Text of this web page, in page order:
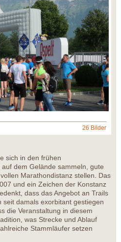
26 Bilder
sich in den frühen
dem Gelände sammeln, gute
Marathondistanz stellen. Das
und ein Zeichen der Konstanz
dass das Angebot an Trails
damals exorbitant gestiegen
die Veranstaltung in diesem
was Strecke und Ablauf
Stammläufer setzen